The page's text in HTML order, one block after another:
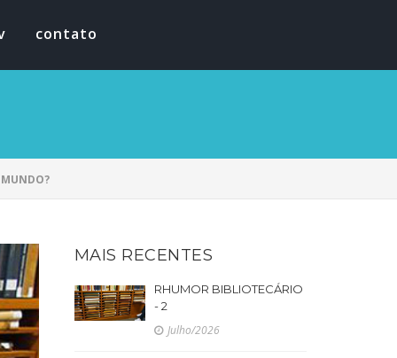
contato
MAIS RECENTES
RHUMOR BIBLIOTECÁRIO
- 2
Julho/2026